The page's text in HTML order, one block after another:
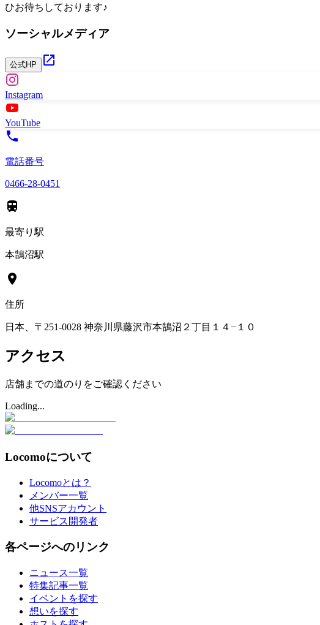
ひお待ちしております♪
ソーシャルメディア
公式HP
Instagram
YouTube
電話番号
0466-28-0451
最寄り駅
本鵠沼駅
住所
日本、〒251-0028 神奈川県藤沢市本鵠沼２丁目１４−１０
アクセス
店舗までの道のりをご確認ください
Loading...
Locomoについて
Locomoとは？
メンバー一覧
他SNSアカウント
サービス開発者
各ページへのリンク
ニュース一覧
特集記事一覧
イベントを探す
想いを探す